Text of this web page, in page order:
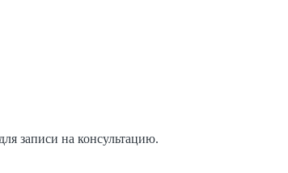
записи на консультацию.